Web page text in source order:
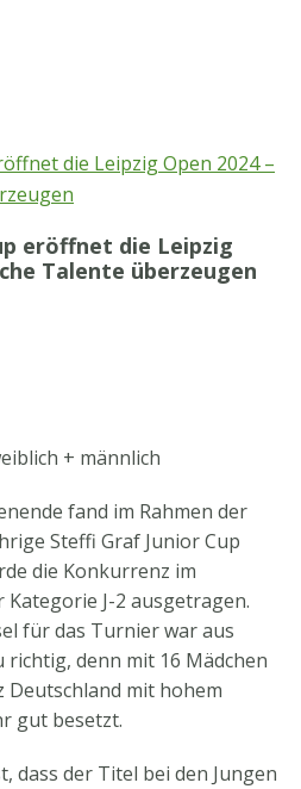
die Leipzig Open 2024 –
eröffnet die Leipzig
Talente überzeugen
+ männlich
fand im Rahmen der
Steffi Graf Junior Cup
die Konkurrenz im
J-2 ausgetragen.
für das Turnier war aus
denn mit 16 Mädchen
Deutschland mit hohem
gut besetzt.
dass der Titel bei den Jungen